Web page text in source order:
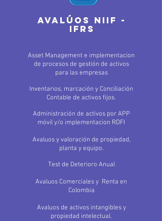
avalúos niif -
ifrs
Asset Management e implementacion
de procesos de gestión de activos
para las empresas
Inventarios, marcación y Conciliación
Contable de activos fijos.
Administración de activos por APP
móvil y/o implementacion RDFI
Avaluos y valoración de propiedad,
planta y equipo.
Test de Deterioro Anual
Avaluos Comerciales y Renta en
Colombia
Avaluos de activos intangibles y
propiedad intelectual.